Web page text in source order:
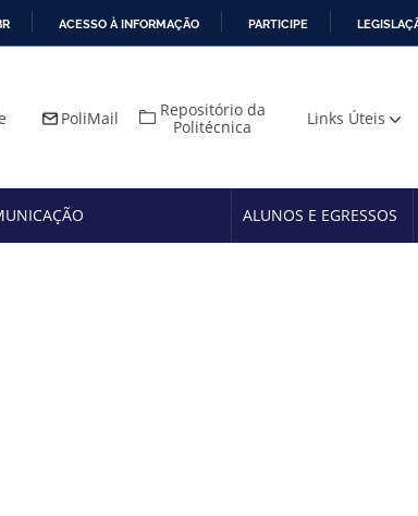
ACESSO À INFORMAÇÃO PARTICIPE
PoliMail
Repositório da
Politécnica
Links Úteis
ALUNOS E EGRESSOS